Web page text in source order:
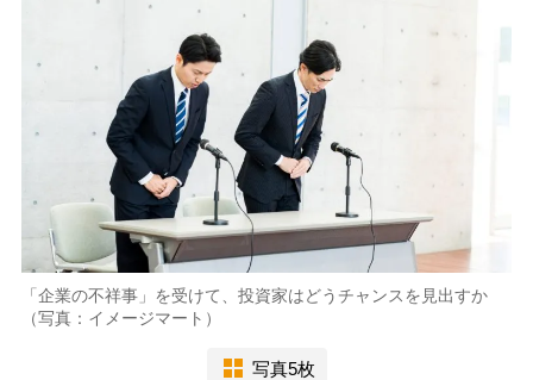
「企業の不祥事」を受けて、投資家はどうチャンスを見出すか
（写真：イメージマート）
写真5枚